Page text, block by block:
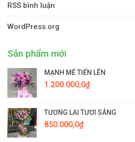
RSS bình luận
WordPress.org
Sản phẩm mới
MẠNH MẼ TIẾN LÊN
1.200.000,0₫
TƯƠNG LAI TƯƠI SÁNG
850.000,0₫